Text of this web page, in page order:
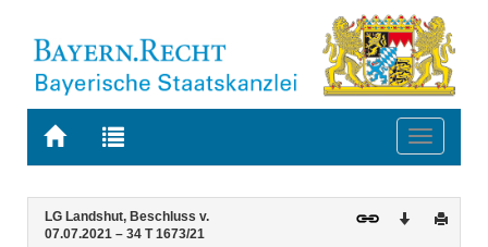
Zur
BAYERN.RECHT
Zur
letzten
Suche
Toggle
Navigation
Inhalt
LG Landshut, Beschluss v.
07.07.2021 – 34 T 1673/21
Download